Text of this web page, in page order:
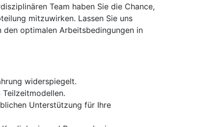
Team haben Sie die Chance,
mitzuwirken. Lassen Sie uns
optimalen Arbeitsbedingungen in
widerspiegelt.
Unterstützung für Ihre